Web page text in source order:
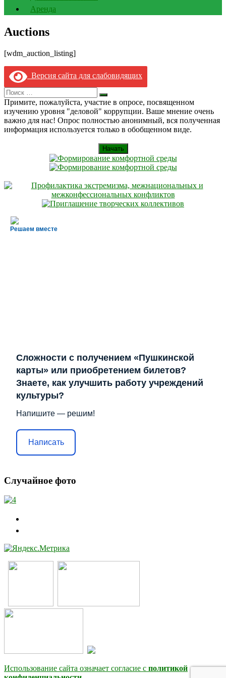
Аренда
Auctions
[wdm_auction_listing]
Версия сайта для слабовидящих
Search
for:
Искать
Примите, пожалуйста, участие в опросе, посвященном
изучению уровня "деловой" коррупции. Ваше мнение очень
важно для нас! Опрос полностью анонимный, вся полученная
информация используется только в обобщенном виде.
Начать
Решаем вместе
Сложности с получением «Пушкинской
карты» или приобретением билетов?
Знаете, как улучшить работу учреждений
культуры?
Напишите — решим!
Написать
Случайное фото
Использование сайта означает согласие с политикой